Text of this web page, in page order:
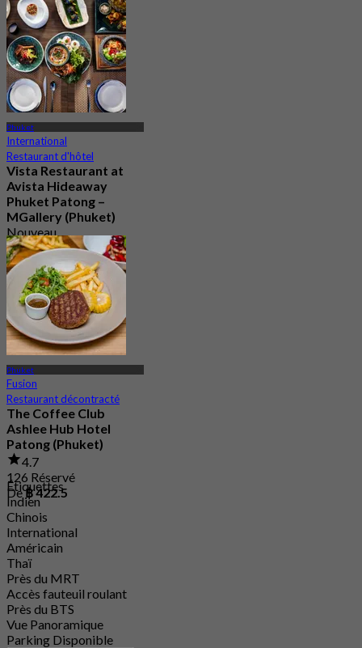
Phuket
International
Restaurant d'hôtel
Vista Restaurant at
Avista Hideaway
Phuket Patong –
MGallery (Phuket)
Nouveau
De฿ 750
Phuket
Fusion
Restaurant décontracté
The Coffee Club
Ashlee Hub Hotel
Patong (Phuket)
4.7
126 Réservé
De฿ 422.5
Étiquettes
Indien
Chinois
International
Américain
Thaï
Près du MRT
Accès fauteuil roulant
Près du BTS
Vue Panoramique
Parking Disponible